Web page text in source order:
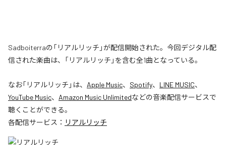
Sadboiterraの「リアルリッチ」が配信開始された。今回デジタル配
信された楽曲は、「リアルリッチ」を含む全1曲となっている。
なお「リアルリッチ 」は、 Apple Music、 Spotify、 LINE MUSIC、
YouTube Music、 Amazon Music Unlimitedなどの音楽配信サービスで
聴くことができる。
各配信サービス： リアルリッチ